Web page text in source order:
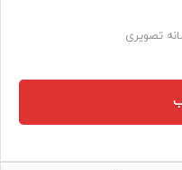
تصویری